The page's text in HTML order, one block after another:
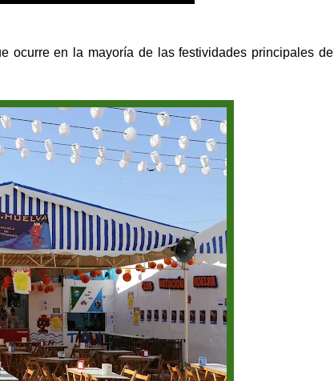
ocurre en la mayoría de las festividades principales de